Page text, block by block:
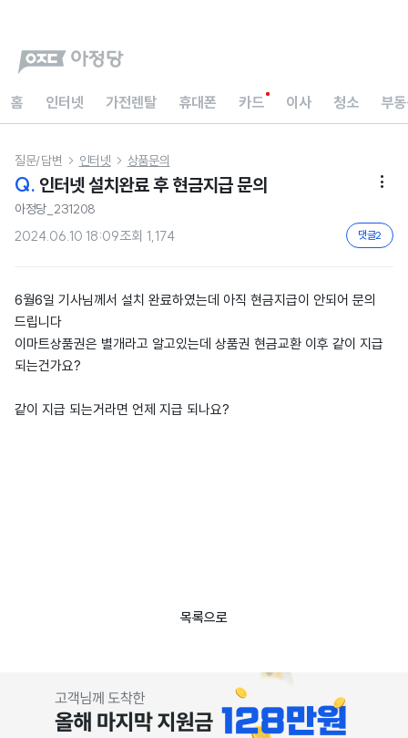
홈 인터넷 가전렌탈 휴대폰 카드 이사 청소 부
질문/답변  인터넷  상품문의
Q. 인터넷 설치완료 후 현금지급 문의 
아정당_231208
2024.06.10 18:09조회 1,174 댓글2
6월6일 기사님께서 설치 완료하였는데 아직 현금지급이 안되어 문의
드립니다
이마트상품권은 별개라고 알고있는데 상품권 현금교환 이후 같이 지급
되는건가요?
같이 지급 되는거라면 언제 지급 되나요?
목록으로